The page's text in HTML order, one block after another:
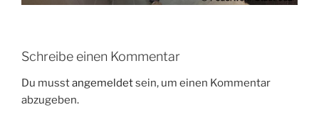
Schreibe einen Kommentar
Du musstangemeldetsein, um einen Kommentar
abzugeben.